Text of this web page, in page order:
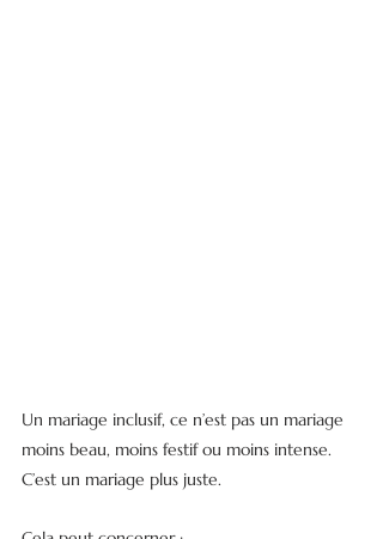
Un mariage inclusif, ce n’est pas un mariage
moins beau, moins festif ou moins intense.
C’est un mariage plus juste.